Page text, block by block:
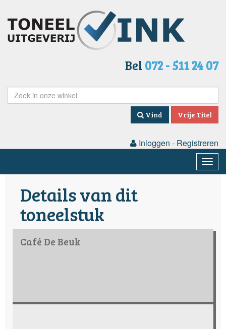
Bel 072 - 511 24 07
Vind Vrije Titel
Inloggen - Registreren
Details van dit
toneelstuk
Café De Beuk